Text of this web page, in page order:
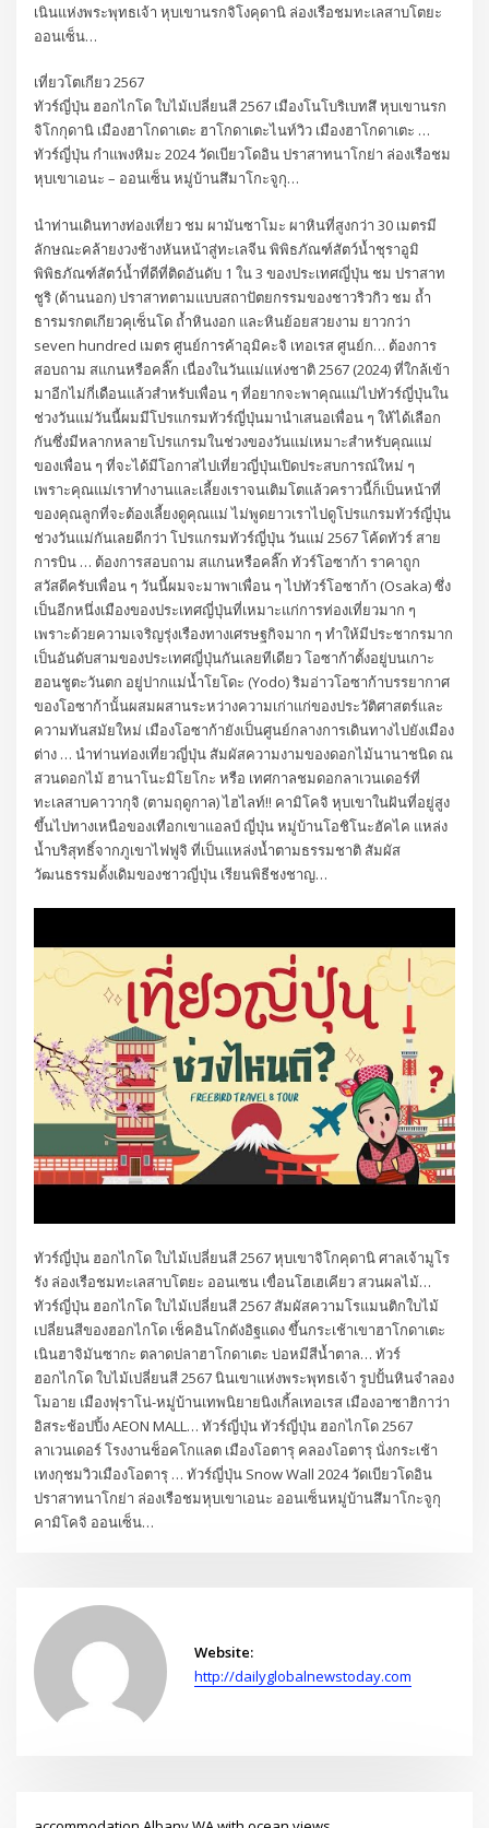
เนินแห่งพระพุทธเจ้า หุบเขานรกจิโงคุดานิ ล่องเรือชมทะเลสาบโตยะ
ออนเซ็น…
เที่ยวโตเกียว 2567
ทัวร์ญี่ปุ่น ฮอกไกโด ใบไม้เปลี่ยนสี 2567 เมืองโนโบริเบทสึ หุบเขานรก
จิโกกุดานิ เมืองฮาโกดาเตะ ฮาโกดาเตะไนท์วิว เมืองฮาโกดาเตะ …
ทัวร์ญี่ปุ่น กำแพงหิมะ 2024 วัดเบียวโดอิน ปราสาทนาโกย่า ล่องเรือชม
หุบเขาเอนะ – ออนเซ็น หมู่บ้านสึมาโกะจูกุ…
นำท่านเดินทางท่องเที่ยว ชม ผามันซาโมะ ผาหินที่สูงกว่า 30 เมตรมี
ลักษณะคล้ายงวงช้างหันหน้าสู่ทะเลจีน พิพิธภัณฑ์สัตว์น้ำชุราอูมิ
พิพิธภัณฑ์สัตว์น้ำที่ดีที่ติดอันดับ 1 ใน 3 ของประเทศญี่ปุ่น ชม ปราสาท
ชูริ (ด้านนอก) ปราสาทตามแบบสถาปัตยกรรมของชาวริวกิว ชม ถ้ำ
ธารมรกตเกียวคุเซ็นโด ถ้ำหินงอก และหินย้อยสวยงาม ยาวกว่า
seven hundred เมตร ศูนย์การค้าอุมิคะจิ เทอเรส ศูนย์ก… ต้องการ
สอบถาม สแกนหรือคลิ๊ก เนื่องในวันแม่แห่งชาติ 2567 (2024) ที่ใกล้เข้า
มาอีกไม่กี่เดือนแล้วสำหรับเพื่อน ๆ ที่อยากจะพาคุณแม่ไปทัวร์ญี่ปุ่นใน
ช่วงวันแม่วันนี้ผมมีโปรแกรมทัวร์ญี่ปุ่นมานำเสนอเพื่อน ๆ ให้ได้เลือก
กันซึ่งมีหลากหลายโปรแกรมในช่วงของวันแม่เหมาะสำหรับคุณแม่
ของเพื่อน ๆ ที่จะได้มีโอกาสไปเที่ยวญี่ปุ่นเปิดประสบการณ์ใหม่ ๆ
เพราะคุณแม่เราทำงานและเลี้ยงเราจนเติมโตแล้วคราวนี้ก็เป็นหน้าที่
ของคุณลูกที่จะต้องเลี้ยงดูคุณแม่ ไม่พูดยาวเราไปดูโปรแกรมทัวร์ญี่ปุ่น
ช่วงวันแม่กันเลยดีกว่า โปรแกรมทัวร์ญี่ปุ่น วันแม่ 2567 โค้ดทัวร์ สาย
การบิน … ต้องการสอบถาม สแกนหรือคลิ๊ก ทัวร์โอซาก้า ราคาถูก
สวัสดีครับเพื่อน ๆ วันนี้ผมจะมาพาเพื่อน ๆ ไปทัวร์โอซาก้า (Osaka) ซึ่ง
เป็นอีกหนึ่งเมืองของประเทศญี่ปุ่นที่เหมาะแก่การท่องเที่ยวมาก ๆ
เพราะด้วยความเจริญรุ่งเรืองทางเศรษฐกิจมาก ๆ ทำให้มีประชากรมาก
เป็นอันดับสามของประเทศญี่ปุ่นกันเลยทีเดียว โอซาก้าตั้งอยู่บนเกาะ
ฮอนชูตะวันตก อยู่ปากแม่น้ำโยโดะ (Yodo) ริมอ่าวโอซาก้าบรรยากาศ
ของโอซาก้านั้นผสมผสานระหว่างความเก่าแก่ของประวัติศาสตร์และ
ความทันสมัยใหม่ เมืองโอซาก้ายังเป็นศูนย์กลางการเดินทางไปยังเมือง
ต่าง … นำท่านท่องเที่ยวญี่ปุ่น สัมผัสความงามของดอกไม้นานาชนิด ณ
สวนดอกไม้ ฮานาโนะมิโยโกะ หรือ เทศกาลชมดอกลาเวนเดอร์ที่
ทะเลสาบคาวากุจิ (ตามฤดูกาล) ไฮไลท์!! คามิโคจิ หุบเขาในฝันที่อยู่สูง
ขึ้นไปทางเหนือของเทือกเขาแอลป์ ญี่ปุ่น หมู่บ้านโอชิโนะฮัคไค แหล่ง
นํ้าบริสุทธิ์จากภูเขาไฟฟูจิ ที่เป็นแหล่งนํ้าตามธรรมชาติ สัมผัส
วัฒนธรรมดั้งเดิมของชาวญี่ปุ่น เรียนพิธีชงชาญ…
ทัวร์ญี่ปุ่น ฮอกไกโด ใบไม้เปลี่ยนสี 2567 หุบเขาจิโกคุดานิ ศาลเจ้ามูโร
รัง ล่องเรือชมทะเลสาบโตยะ ออนเซน เขื่อนโฮเฮเคียว สวนผลไม้…
ทัวร์ญี่ปุ่น ฮอกไกโด ใบไม้เปลี่ยนสี 2567 สัมผัสความโรแมนติกใบไม้
เปลี่ยนสีของฮอกไกโด เช็คอินโกดังอิฐแดง ขึ้นกระเช้าเขาฮาโกดาเตะ
เนินฮาจิมันซากะ ตลาดปลาฮาโกดาเตะ บ่อหมีสีน้ำตาล… ทัวร์
ฮอกไกโด ใบไม้เปลี่ยนสี 2567 นินเขาแห่งพระพุทธเจ้า รูปปั้นหินจำลอง
โมอาย เมืองฟุราโน่-หมู่บ้านเทพนิยายนิงเกิ้ลเทอเรส เมืองอาซาฮิกาว่า
อิสระช้อปปิ้ง AEON MALL… ทัวร์ญี่ปุ่น ทัวร์ญี่ปุ่น ฮอกไกโด 2567
ลาเวนเดอร์ โรงงานช็อคโกแลต เมืองโอตารุ คลองโอตารุ นั่งกระเช้า
เทงกุชมวิวเมืองโอตารุ … ทัวร์ญี่ปุ่น Snow Wall 2024 วัดเบียวโดอิน
ปราสาทนาโกย่า ล่องเรือชมหุบเขาเอนะ ออนเซ็นหมู่บ้านสึมาโกะจูกุ
คามิโคจิ ออนเซ็น…
Website:
http://dailyglobalnewstoday.com